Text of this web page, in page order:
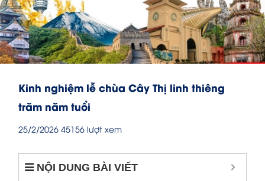
Kinh nghiệm lễ chùa Cây Thị linh thiêng
trăm năm tuổi
25/2/2026 45156 lượt xem
NỘI DUNG BÀI VIẾT